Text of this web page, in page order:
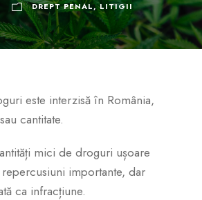
DREPT PENAL, LITIGII
este interzisă în România,
cantitate.
mici de droguri ușoare
importante, dar
ca infracțiune.